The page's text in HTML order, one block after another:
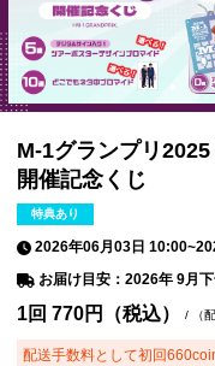
M-1グランプリ
開催記念くじ
特典あり
2026年06月03日 10:00~
お届け目安：2026年 9月
1回770円（税込）/ （
配送手数料として初回